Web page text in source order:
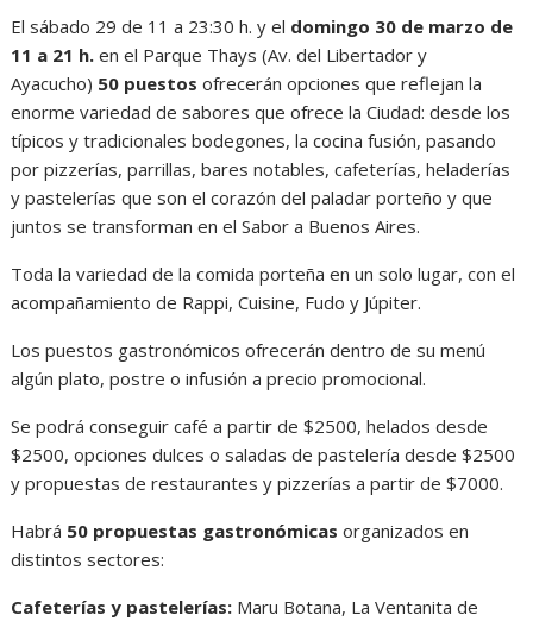
El sábado 29 de 11 a 23:30 h. y el domingo 30 de marzo de
11 a 21 h. en el Parque Thays (Av. del Libertador y
Ayacucho) 50 puestos ofrecerán opciones que reflejan la
enorme variedad de sabores que ofrece la Ciudad: desde los
típicos y tradicionales bodegones, la cocina fusión, pasando
por pizzerías, parrillas, bares notables, cafeterías, heladerías
y pastelerías que son el corazón del paladar porteño y que
juntos se transforman en el Sabor a Buenos Aires.
Toda la variedad de la comida porteña en un solo lugar, con el
acompañamiento de Rappi, Cuisine, Fudo y Júpiter.
Los puestos gastronómicos ofrecerán dentro de su menú
algún plato, postre o infusión a precio promocional.
Se podrá conseguir café a partir de $2500, helados desde
$2500, opciones dulces o saladas de pastelería desde $2500
y propuestas de restaurantes y pizzerías a partir de $7000.
Habrá 50 propuestas gastronómicas organizados en
distintos sectores:
Cafeterías y pastelerías: Maru Botana, La Ventanita de